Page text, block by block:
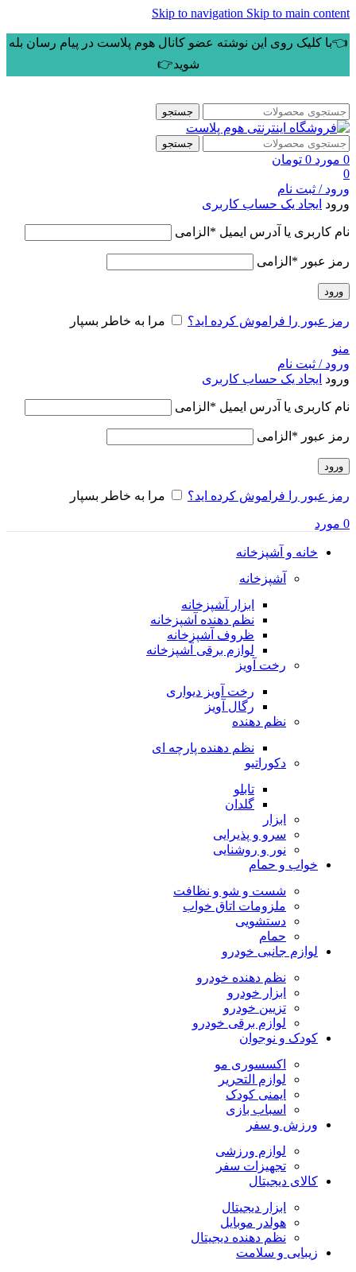
Skip to navigation Skip to main content
👈با کلیک روی این نوشته عضو کانال هوم پلاست در پیام رسان بله
شوید👉
جستجو
جستجو
0 مورد 0 تومان
0
ورود / ثبت نام
ورود ایجاد یک حساب کاربری
نام کاربری یا آدرس ایمیل * الزامی
رمز عبور * الزامی
ورود
رمز عبور را فراموش کرده اید؟ مرا به خاطر بسپار
منو
ورود / ثبت نام
ورود ایجاد یک حساب کاربری
نام کاربری یا آدرس ایمیل * الزامی
رمز عبور * الزامی
ورود
رمز عبور را فراموش کرده اید؟ مرا به خاطر بسپار
0 مورد
خانه و آشپزخانه
آشپزخانه
ابزار آشپزخانه
نظم دهنده آشپزخانه
ظروف آشپزخانه
لوازم برقی آشپزخانه
رخت آویز
رخت آویز دیواری
رگال آویز
نظم دهنده
نظم دهنده پارچه ای
دکوراتیو
تابلو
گلدان
ابزار
سرو و پذیرایی
نور و روشنایی
خواب و حمام
شست و شو و نظافت
ملزومات اتاق خواب
دستشویی
حمام
لوازم جانبی خودرو
نظم دهنده خودرو
ابزار خودرو
تزیین خودرو
لوازم برقی خودرو
کودک و نوجوان
اکسسوری مو
لوازم التحریر
ایمنی کودک
اسباب بازی
ورزش و سفر
لوازم ورزشی
تجهیزات سفر
کالای دیجیتال
ابزار دیجیتال
هولدر موبایل
نظم دهنده دیجیتال
زیبایی و سلامت